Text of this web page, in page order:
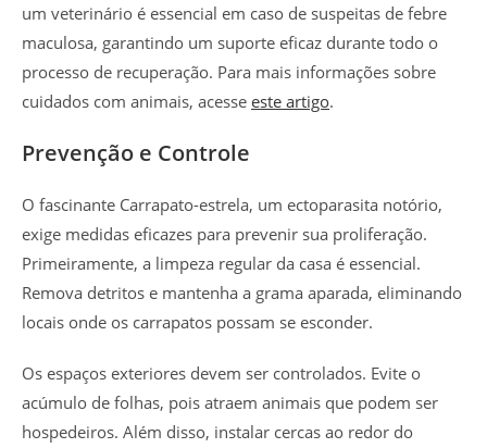
um veterinário é essencial em caso de suspeitas de febre
maculosa, garantindo um suporte eficaz durante todo o
processo de recuperação. Para mais informações sobre
cuidados com animais, acesse este artigo.
Prevenção e Controle
O fascinante Carrapato-estrela, um ectoparasita notório,
exige medidas eficazes para prevenir sua proliferação.
Primeiramente, a limpeza regular da casa é essencial.
Remova detritos e mantenha a grama aparada, eliminando
locais onde os carrapatos possam se esconder.
Os espaços exteriores devem ser controlados. Evite o
acúmulo de folhas, pois atraem animais que podem ser
hospedeiros. Além disso, instalar cercas ao redor do